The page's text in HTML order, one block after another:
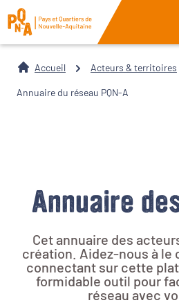
Accueil Acteurs & territoires
Annuaire du réseau PQN-A
Annuaire
Cet annuaire des
création. Aidez-nous à le
connectant sur cette
formidable outil pour
réseau avec